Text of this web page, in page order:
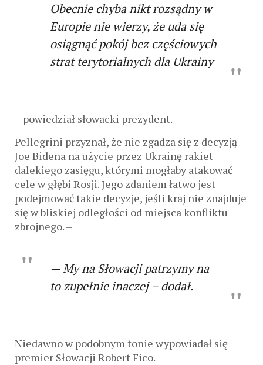
Obecnie chyba nikt rozsądny w
Europie nie wierzy, że uda się
osiągnąć pokój bez częściowych
strat terytorialnych dla Ukrainy
– powiedział słowacki prezydent.
Pellegrini przyznał, że nie zgadza się z decyzją
Joe Bidena na użycie przez Ukrainę rakiet
dalekiego zasięgu, którymi mogłaby atakować
cele w głębi Rosji. Jego zdaniem łatwo jest
podejmować takie decyzje, jeśli kraj nie znajduje
się w bliskiej odległości od miejsca konfliktu
zbrojnego. –
— My na Słowacji patrzymy na
to zupełnie inaczej – dodał.
Niedawno w podobnym tonie wypowiadał się
premier Słowacji Robert Fico.